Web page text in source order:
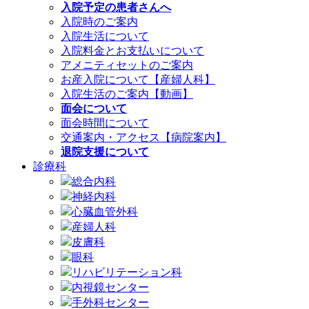
入院予定の患者さんへ
入院時のご案内
入院生活について
入院料金とお支払いについて
アメニティセットのご案内
お産入院について【産婦人科】
入院生活のご案内【動画】
面会について
面会時間について
交通案内・アクセス【病院案内】
退院支援について
診療科
総合内科
神経内科
心臓血管外科
産婦人科
皮膚科
眼科
リハビリテーション科
内視鏡センター
手外科センター